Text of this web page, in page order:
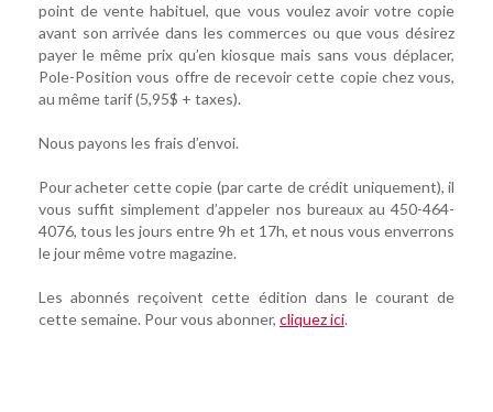
point de vente habituel, que vous voulez avoir votre copie
avant son arrivée dans les commerces ou que vous désirez
payer le même prix qu’en kiosque mais sans vous déplacer,
Pole-Position vous offre de recevoir cette copie chez vous,
au même tarif (5,95$ + taxes).
Nous payons les frais d’envoi.
Pour acheter cette copie (par carte de crédit uniquement), il
vous suffit simplement d’appeler nos bureaux au 450-464-
4076, tous les jours entre 9h et 17h, et nous vous enverrons
le jour même votre magazine.
Les abonnés reçoivent cette édition dans le courant de
cette semaine. Pour vous abonner, cliquez ici.